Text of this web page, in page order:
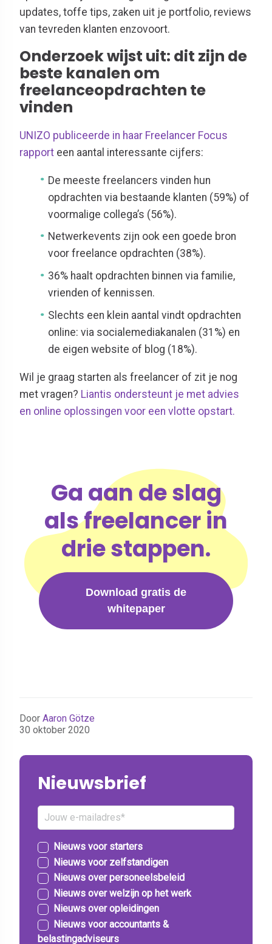
updates, toffe tips, zaken uit je portfolio, reviews
van tevreden klanten enzovoort.
Onderzoek wijst uit: dit zijn de
beste kanalen om
freelanceopdrachten te
vinden
UNIZO publiceerde in haar Freelancer Focus
rapport een aantal interessante cijfers:
De meeste freelancers vinden hun
opdrachten via bestaande klanten (59%) of
voormalige collega’s (56%).
Netwerkevents zijn ook een goede bron
voor freelance opdrachten (38%).
36% haalt opdrachten binnen via familie,
vrienden of kennissen.
Slechts een klein aantal vindt opdrachten
online: via socialemediakanalen (31%) en
de eigen website of blog (18%).
Wil je graag starten als freelancer of zit je nog
met vragen? Liantis ondersteunt je met advies
en online oplossingen voor een vlotte opstart.
Ga aan de slag
als freelancer in
drie stappen.
Download gratis de
whitepaper
Door Aaron Götze
30 oktober 2020
Nieuwsbrief
Nieuws voor starters
Nieuws voor zelfstandigen
Nieuws over personeelsbeleid
Nieuws over welzijn op het werk
Nieuws over opleidingen
Nieuws voor accountants &
belastingadviseurs